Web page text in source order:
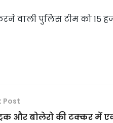
वाली पुलिस टीम को 15
Post
और बोलेरो की टक्कर में